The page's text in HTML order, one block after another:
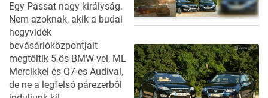
Egy Passat nagy királyság.
Nem azoknak, akik a budai
hegyvidék
bevásárlóközpontjait
megtöltik 5-ös BMW-vel, ML
Mercikkel és Q7-es Audival,
de ne a legfelső párezerből